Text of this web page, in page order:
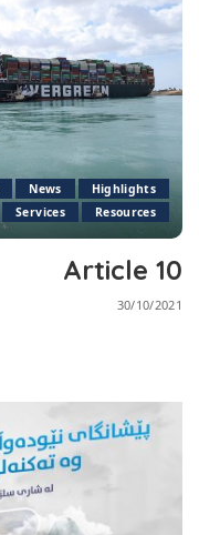
Highlights
News
Resources
Services
Article 10
30/10/2021